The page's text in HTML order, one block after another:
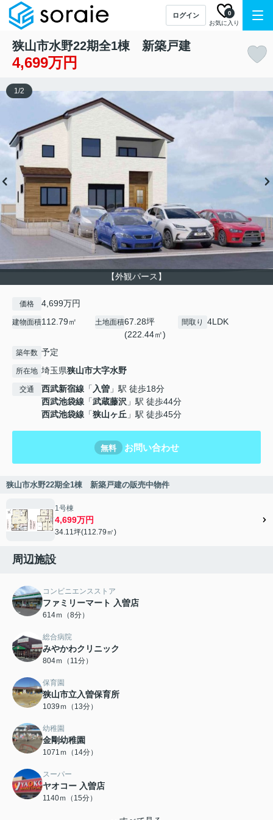
ログイン
お気に入り
0
狭山市水野22期全1棟 新築戸建
4,699万円
【外観パース】
1/2
価格 4,699万円
建物面積112.79㎡ 土地面積67.28坪
(222.44㎡)
間取り 4LDK
築年数 予定
所在地 埼玉県狭山市大字水野
交通 西武新宿線 「入曽 」駅 徒歩18分
西武池袋線 「武蔵藤沢 」駅 徒歩44分
西武池袋線 「狭山ヶ丘 」駅 徒歩45分
無料 お問い合わせ
狭山市水野22期全1棟 新築戸建の販売中物件
1号棟
4,699万円
34.11坪(112.79㎡)
周辺施設
コンビニエンスストア
ファミリーマート 入曽店
614ｍ（8分）
総合病院
みやかわクリニック
804ｍ（11分）
保育園
狭山市立入曽保育所
1039ｍ（13分）
幼稚園
金剛幼稚園
1071ｍ（14分）
スーパー
ヤオコー 入曽店
1140ｍ（15分）